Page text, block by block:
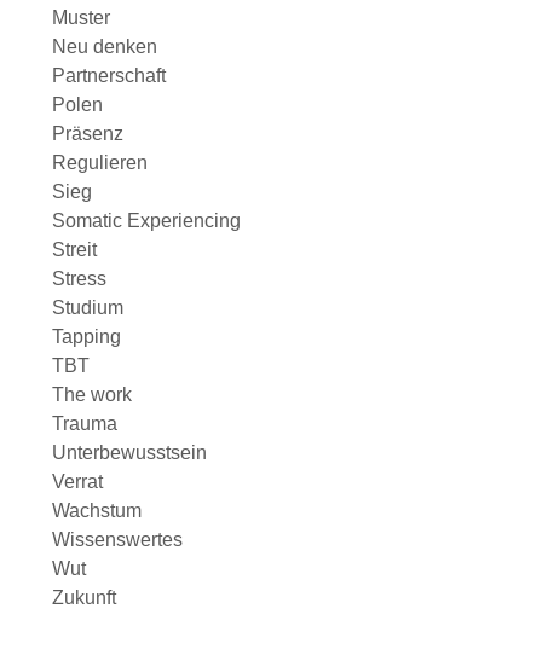
Muster
Neu denken
Partnerschaft
Polen
Präsenz
Regulieren
Sieg
Somatic Experiencing
Streit
Stress
Studium
Tapping
TBT
The work
Trauma
Unterbewusstsein
Verrat
Wachstum
Wissenswertes
Wut
Zukunft